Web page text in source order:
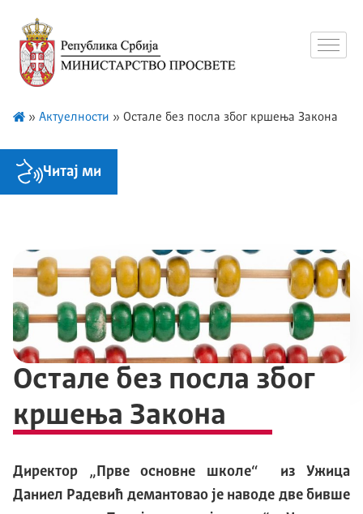
» Актуелности » Остале без посла због кршења Закона
Читај ми
Остале без посла због
кршења Закона
Директор „Прве основне школе“ из Ужица
Даниел Радевић демантовао је наводе две бивше